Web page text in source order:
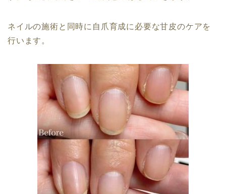
ネイルの施術と同時に自爪育成に必要な甘皮のケアを
行います。